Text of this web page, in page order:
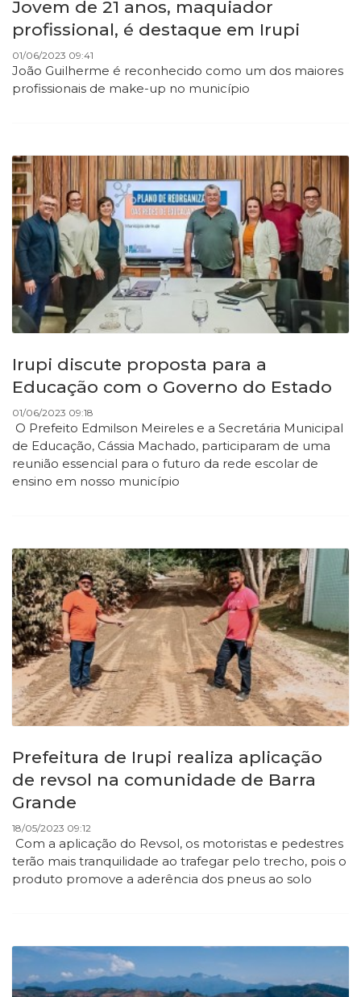
Jovem de 21 anos, maquiador
profissional, é destaque em Irupi
01/06/2023 09:41
João Guilherme é reconhecido como um dos maiores
profissionais de make-up no município
Irupi discute proposta para a
Educação com o Governo do Estado
01/06/2023 09:18
O Prefeito Edmilson Meireles e a Secretária Municipal
de Educação, Cássia Machado, participaram de uma
reunião essencial para o futuro da rede escolar de
ensino em nosso município
Prefeitura de Irupi realiza aplicação
de revsol na comunidade de Barra
Grande
18/05/2023 09:12
Com a aplicação do Revsol, os motoristas e pedestres
terão mais tranquilidade ao trafegar pelo trecho, pois o
produto promove a aderência dos pneus ao solo